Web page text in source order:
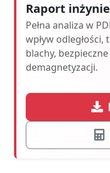
Raport
Pełna analiza w
wpływ
blachy,
demagnetyzacji.